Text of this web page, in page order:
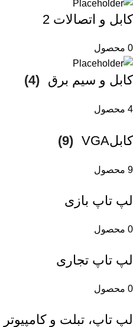
کابل و اتصالات 2
0 محصول
کابل و سیم برق (4)
4 محصول
کابلVGA (9)
9 محصول
لپ تاپ بازی
0 محصول
لپ تاپ تجاری
0 محصول
لپ تاپ، تبلت و کامپیوتر